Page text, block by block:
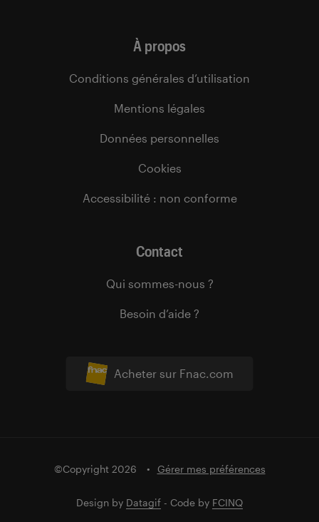
Acheter sur Fnac.com
À propos
Conditions générales d’utilisation
Mentions légales
Données personnelles
Cookies
Accessibilité : non conforme
Contact
Qui sommes-nous ?
Besoin d’aide ?
©Copyright 2026 Gérer mes préférences
Design by Datagif - Code by FCINQ